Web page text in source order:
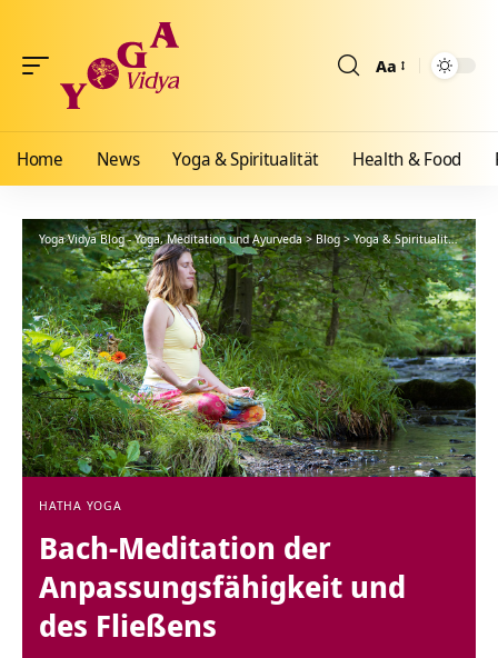
Aa
Home News Yoga & Spiritualität Health & Food
Yoga Vidya Blog - Yoga, Meditation und Ayurveda>Blog>Yoga & Spiritualität >
HATHA YOGA
Bach-Meditation der
Anpassungsfähigkeit und
des Fließens